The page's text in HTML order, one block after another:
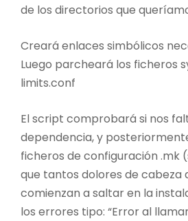
de los directorios que
Creará enlaces simbólicos
Luego parcheará los ficheros
limits.conf
El script comprobará si nos
dependencia, y
ficheros de configuración .mk
que tantos dolores de cabeza
comienzan a saltar en la
los errores tipo: “Error al